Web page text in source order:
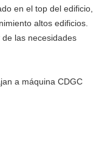
en el top del edificio,
altos edificios.
las necesidades
a máquina CDGC